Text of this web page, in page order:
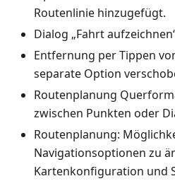
Routenlinie hinzugefügt.
Dialog „Fahrt
Entfernung per Tippen
separate Option
Routenplanung
zwischen Punkten oder
Routenplanung:
Navigationsoptionen zu
Kartenkonfiguration und